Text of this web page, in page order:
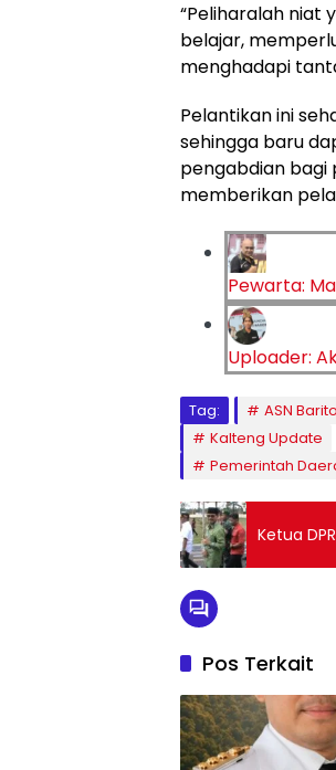
“Peliharalah niat
belajar,
menghadapi
Pelantikan ini
sehingga baru
pengabdian
memberikan
Pewarta:
Uploader:
Tag: ASN
Kalteng Update
Pemerintah
Ketua
Pos Terkait